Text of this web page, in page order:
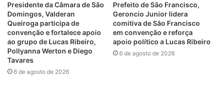
Presidente da Câmara de São
Domingos, Valderan
Queiroga participa de
convenção e fortalece apoio
ao grupo de Lucas Ribeiro,
Pollyanna Werton e Diego
Tavares
6 de agosto de 2026
Prefeito de São Francisco,
Geroncio Junior lidera
comitiva de São Francisco
em convenção e reforça
apoio político a Lucas Ribeiro
6 de agosto de 2026